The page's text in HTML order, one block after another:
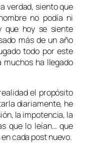
verdad, siento que
no podía ni
que hoy se siente
más de un año
todo por este
muchos ha llegado
el propósito
diariamente, he
la impotencia, la
que lo leían… que
cada post nuevo.